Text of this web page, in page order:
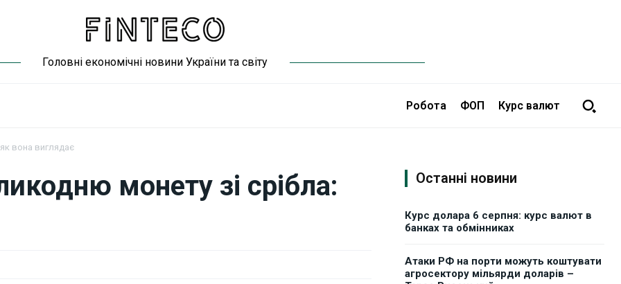
Головні економічні новини України та світу
Робота ФОП Курс валют
вона виглядає
монету зі срібла:
Останні новини
Курс долара 6 серпня: курс валют в
банках та обмінниках
Атаки РФ на порти можуть коштувати
агросектору мільярди доларів –